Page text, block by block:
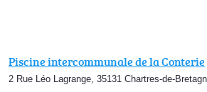
Piscine intercommunale de la Conterie
2 Rue Léo Lagrange, 35131 Chartres-de-